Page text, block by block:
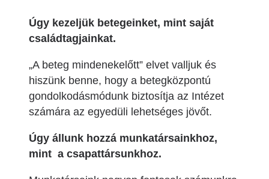
Úgy kezeljük betegeinket, mint saját
családtagjainkat.
„A beteg mindenekelőtt” elvet valljuk és
hiszünk benne, hogy a betegközpontú
gondolkodásmódunk biztosítja az Intézet
számára az egyedüli lehetséges jövőt.
Úgy állunk hozzá munkatársainkhoz,
mint a csapattársunkhoz.